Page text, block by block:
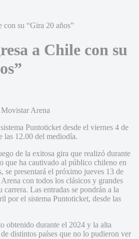
a Chile con su
Arena
Puntoticket desde el viernes 4 de
las 12.00 del mediodía.
de la exitosa gira que realizó durante
que ha cautivado al público chileno en
se presentará el próximo jueves 13 de
con todos los clásicos y grandes
carrera. Las entradas se pondrán a la
por el sistema Puntoticket, desde las
obtenido durante el 2024 y la alta
distintos países que no lo pudieron ver